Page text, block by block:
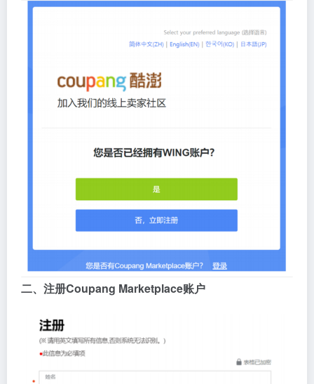
二、注册Coupang Marketplace账户